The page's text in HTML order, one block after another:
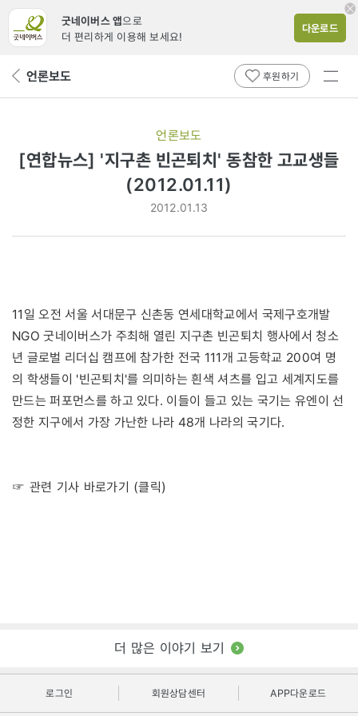
굿네이버스 앱으로
더 편리하게 이용해 보세요!
다운로드
뒤 언론보도 후원하기
전체
언론보도
[연합뉴스] '지구촌 빈곤퇴치' 동참한 고교생들
(2012.01.11)
2012.01.13
11일 오전 서울 서대문구 신촌동 연세대학교에서 국제구호개발
NGO 굿네이버스가 주최해 열린 지구촌 빈곤퇴치 행사에서 청소
년 글로벌 리더십 캠프에 참가한 전국 111개 고등학교 200여 명
의 학생들이 '빈곤퇴치'를 의미하는 흰색 셔츠를 입고 세계지도를
만드는 퍼포먼스를 하고 있다. 이들이 들고 있는 국기는 유엔이 선
정한 지구에서 가장 가난한 나라 48개 나라의 국기다.
☞ 관련 기사 바로가기 (클릭)
더 많은 이야기 보기
로그인 회원상담센터 APP다운로드